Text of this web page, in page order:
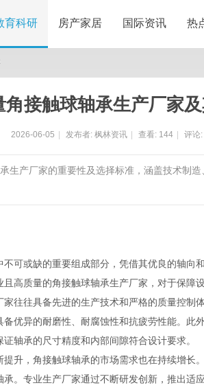
育科研 房产家居 国际资讯 热
角接触球轴承生产厂家
2026-06-05 发布者: 枫林资讯 查看: 144 评论:
生产厂家的重要性及选择标准，涵盖技术制
可或缺的重要组成部分，凭借其优良的轴向
高质量的角接触球轴承生产厂家，对于保障
往往具备先进的生产技术和严格的质量控制
优异的耐磨性、耐腐蚀性和抗疲劳性能。此
轴承的尺寸精度和内部间隙符合设计要求。
升，角接触球轴承的市场需求也在持续增长
。专业生产厂家通过不断研发创新，推出适